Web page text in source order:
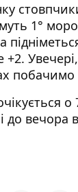
1°
+2.
побачимо
до вечора